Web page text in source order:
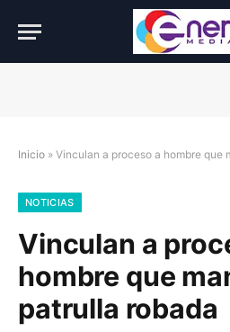
Inicio » Vinculan a proceso a hombre que
NOTICIAS
Vinculan a
hombre que
patrulla robada